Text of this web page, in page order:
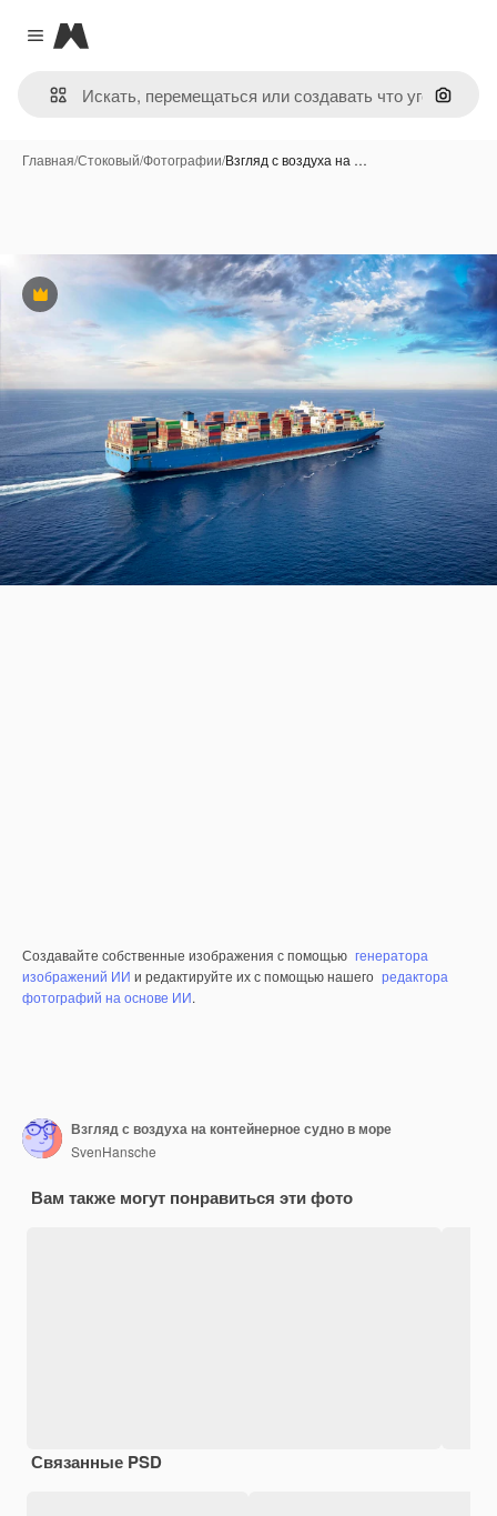
Close menu
Magnific
Поиск
Главная/Стоковый/Фотографии/Взгляд с воздуха на …
Премиум
Создавайте собственные изображения с помощью генератора
изображений ИИ и редактируйте их с помощью нашего редактора
фотографий на основе ИИ.
Взгляд с воздуха на контейнерное судно в море
SvenHansche
Вам также могут понравиться эти фото
Связанные PSD